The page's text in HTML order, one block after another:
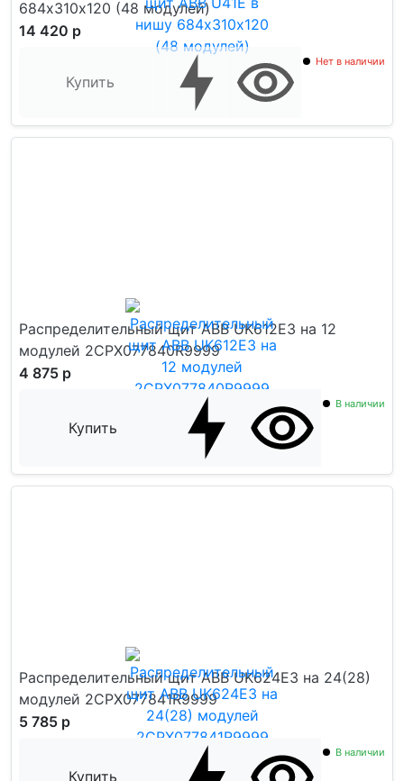
684х310х120 (48 модулей)
14 420 р
Купить
Нет в наличии
Распределительный щит ABB UK612E3 на 12
модулей 2CPX077840R9999
4 875 р
Купить
В наличии
Распределительный щит ABB UK624E3 на 24(28)
модулей 2CPX077841R9999
5 785 р
Купить
В наличии